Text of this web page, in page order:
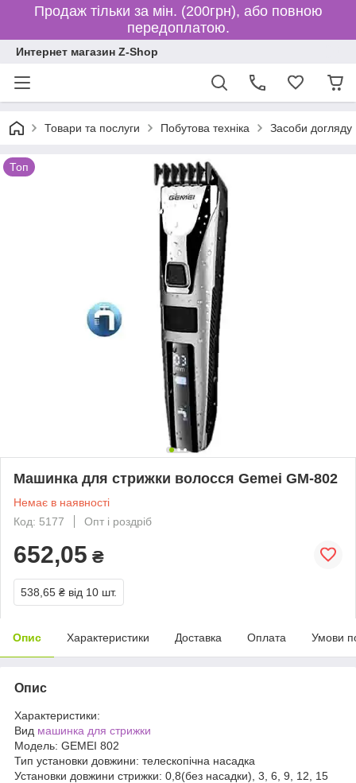
Продаж тільки за мін. (200грн), або повною
передоплатою.
Интернет магазин Z-Shop
Товари та послуги Побутова техніка Засоби догляду
Топ
Машинка для стрижки волосся Gemei GM-802
Немає в наявності
Код: 5177
Опт і роздріб
652,05 ₴
538,65 ₴ від 10 шт.
Опис Характеристики Доставка Оплата Умови
Опис
Характеристики:
Вид машинка для стрижки
Модель: GEMEI 802
Тип установки довжини: телескопічна насадка
Установки довжини стрижки: 0,8(без насадки), 3, 6, 9, 12, 15